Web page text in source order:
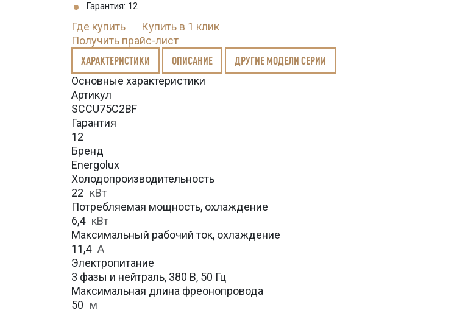
Гарантия: 12
Где купить
Купить в 1 клик
Получить прайс-лист
ХАРАКТЕРИСТИКИ ОПИСАНИЕ ДРУГИЕ МОДЕЛИ СЕРИИ
Основные характеристики
Артикул
SCCU75C2BF
Гарантия
12
Бренд
Energolux
Холодопроизводительность
22 кВт
Потребляемая мощность, охлаждение
6,4 кВт
Максимальный рабочий ток, охлаждение
11,4 A
Электропитание
3 фазы и нейтраль, 380 В, 50 Гц
Максимальная длина фреонопровода
50 м